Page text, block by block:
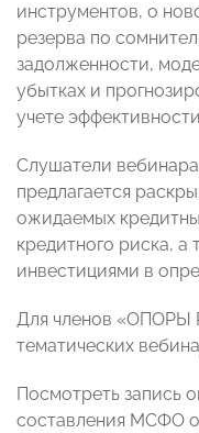
инструментов, о
резерва по
задолженности,
убытках и
учете
Слушатели вебинара
предлагается
ожидаемых
кредитного риска, а
инвестициями в
Для членов «ОПОРЫ
тематических
Посмотреть запись
составления МСФО